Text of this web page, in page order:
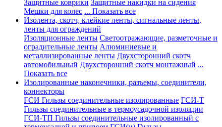
Защитные коврики Защитные накидки на сидения
Мешки для колес ... Показать все
Изолента, скотч, клейкие ленты, сигнальные ленты,
ленты для ограждений
Изоляционные ленты Светоотражающие, разметочные и
оградительные ленты Алюминиевые и
металлизированные ленты Двухсторонний скотч
автомобильный Двухсторонний скотч монтажный ...
Показать все
Изолированные наконечники, разъемы, соединители,
коннекторы
ГСИ Гильзы соединительные изолированные ГСИ-Т
Гильзы соединительные в термоусадочной изоляции
ГСИ-ТП Гильзы соединительные изолированный с